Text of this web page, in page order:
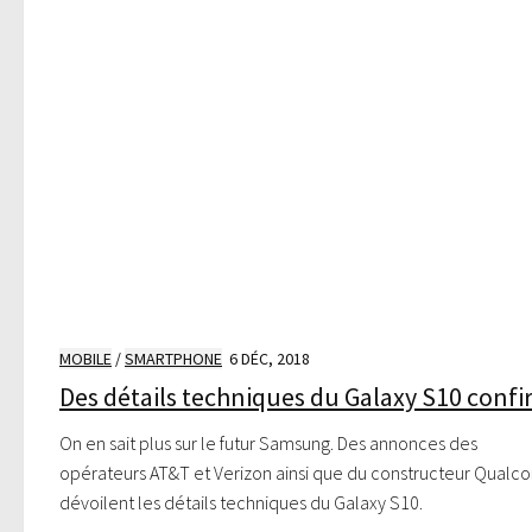
MOBILE /SMARTPHONE 6 DÉC, 2018
Des détails techniques du Galaxy S10
On en sait plus sur le futur Samsung. Des annonces des
opérateurs AT&T et Verizon ainsi que du constructeur
dévoilent les détails techniques du Galaxy S10.